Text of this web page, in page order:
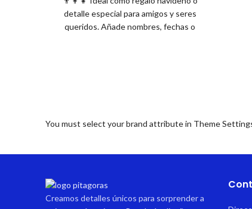
detalle especial para amigos y seres
queridos. Añade nombres, fechas o
You must select your brand attribute in Theme
Creamos detalles únicos para sorprender a